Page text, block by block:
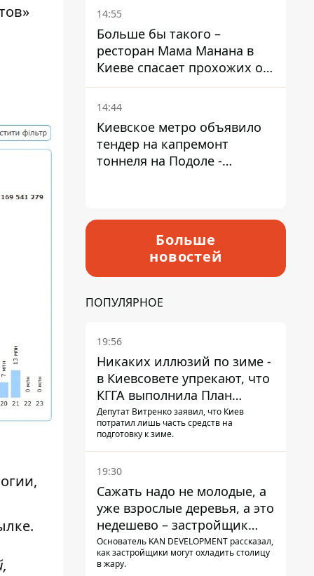
.
Пантелеев
14:55
Больше бы такого –
ресторан Мама Манана в
Киеве спасает прохожих от
жары
14:44
Киевское метро объявило
тендер на капремонт
тоннеля на Подоле -
Больше
новостей
ПОПУЛЯРНОЕ
19:56
Никаких иллюзий по зиме -
в Киевсовете упрекают, что
КГГА выполнила План
устойчивости на 20%
Депутат Витренко заявил, что Киев
потратил лишь часть средств на
подготовку к зиме.
19:30
Сажать надо не молодые, а
уже взрослые деревья, а это
недешево – застройщик
Никонов
Основатель KAN DEVELOPMENT рассказал,
как застройщики могут охладить столицу
в жару.